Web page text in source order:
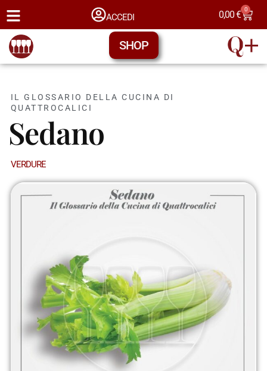
ACCEDI 0,00€ 0
SHOP
IL GLOSSARIO DELLA CUCINA DI
QUATTROCALICI
Sedano
VERDURE